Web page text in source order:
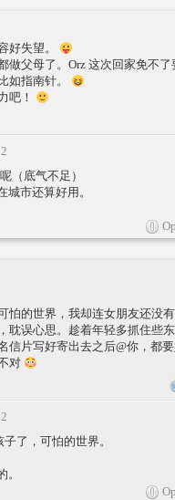
好失望。
做父母了。Orz 这次回家免不
如指南针。
吧！
（底气不足）
城市还算好用。
怕的世界，我却连女朋友还没
耽误心思。趁着年轻多抓住些
信片写好寄出去之后@你，都
对
了，可怕的世界。